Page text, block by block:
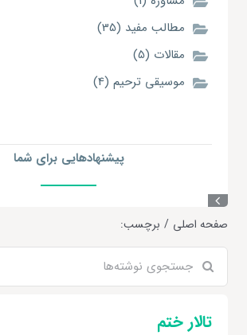
مطالب مفید (35)
مقالات (5)
موسیقی ترحیم (4)
پیشنهاد‌هایی برای شما
صفحه اصلی برچسب:
برای:
تالار ختم